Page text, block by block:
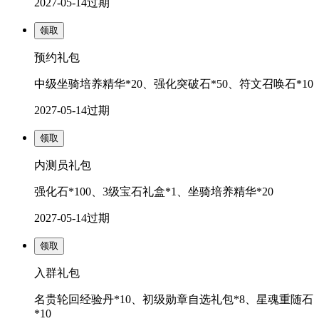
2027-05-14过期
领取
预约礼包
中级坐骑培养精华*20、强化突破石*50、符文召唤石*10
2027-05-14过期
领取
内测员礼包
强化石*100、3级宝石礼盒*1、坐骑培养精华*20
2027-05-14过期
领取
入群礼包
名贵轮回经验丹*10、初级勋章自选礼包*8、星魂重随石
*10